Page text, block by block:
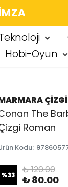
Hobi-Oyun
The
Roman
Kodu:
%33 ₺ 120.00
₺ 80.00